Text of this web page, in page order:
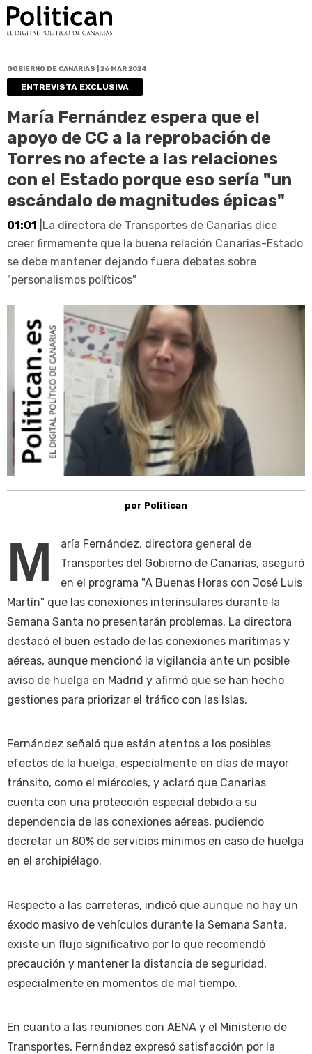
GOBIERNO DE CANARIAS | 26 MAR 2024
ENTREVISTA EXCLUSIVA
María Fernández espera que el
apoyo de CC a la reprobación de
Torres no afecte a las relaciones
con el Estado porque eso sería "un
escándalo de magnitudes épicas"
01:01 |La directora de Transportes de Canarias dice
creer firmemente que la buena relación Canarias-Estado
se debe mantener dejando fuera debates sobre
"personalismos políticos"
por Politican
M
aría Fernández, directora general de
Transportes del Gobierno de Canarias, aseguró
en el programa "A Buenas Horas con José Luis
Martín" que las conexiones interinsulares durante la
Semana Santa no presentarán problemas. La directora
destacó el buen estado de las conexiones marítimas y
aéreas, aunque mencionó la vigilancia ante un posible
aviso de huelga en Madrid y afirmó que se han hecho
gestiones para priorizar el tráfico con las Islas.
Fernández señaló que están atentos a los posibles
efectos de la huelga, especialmente en días de mayor
tránsito, como el miércoles, y aclaró que Canarias
cuenta con una protección especial debido a su
dependencia de las conexiones aéreas, pudiendo
decretar un 80% de servicios mínimos en caso de huelga
en el archipiélago.
Respecto a las carreteras, indicó que aunque no hay un
éxodo masivo de vehículos durante la Semana Santa,
existe un flujo significativo por lo que recomendó
precaución y mantener la distancia de seguridad,
especialmente en momentos de mal tiempo.
En cuanto a las reuniones con AENA y el Ministerio de
Transportes, Fernández expresó satisfacción por la